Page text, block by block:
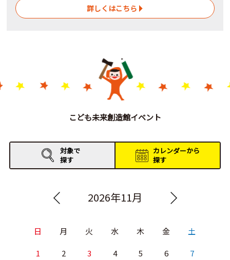
詳しくはこちら
こども未来創造館イベント
対象で
探す
カレンダーから
探す
2026年11月
日 月 火 水 木 金 土
1 2 3 4 5 6 7